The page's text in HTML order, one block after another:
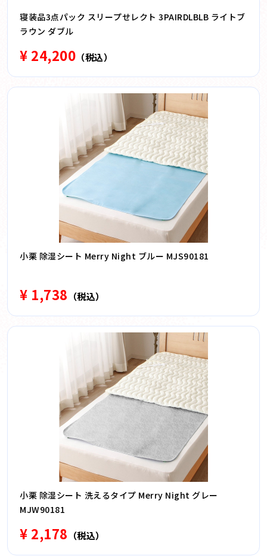
寝装品3点パック スリープせレクト 3PAIRDLBLB ライトブ
ラウン ダブル
¥ 24,200 （税込）
小栗 除湿シート Merry Night ブルー MJS90181
¥ 1,738 （税込）
小栗 除湿シート 洗えるタイプ Merry Night グレー
MJW90181
¥ 2,178 （税込）